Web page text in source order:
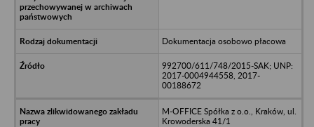
Dokumentacja osobowo płacowa
992700/611/748/2015-SAK; UNP:
2017-0004944558, 2017-
00188672
M-OFFICE Spółka z o.o., Kraków, ul.
Krowoderska 41/1